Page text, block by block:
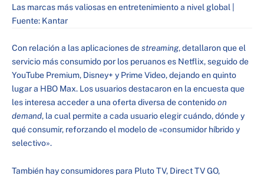
Las marcas más valiosas en entretenimiento a nivel global |
Fuente: Kantar
Con relación a las aplicaciones destreaming, detallaron que el
servicio más consumido por los peruanos es Netflix, seguido de
YouTube Premium, Disney+ y Prime Video, dejando en quinto
lugar a HBO Max. Los usuarios destacaron en la encuesta que
les interesa acceder a una oferta diversa de contenidoon
demand, la cual permite a cada usuario elegir cuándo, dónde y
qué consumir, reforzando el modelo de «consumidor híbrido y
selectivo».
También hay consumidores para Pluto TV, Direct TV GO,